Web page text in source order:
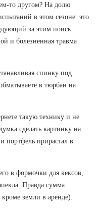
то другом? На долю
в этом сезоне: это
за этим поиск
и болезненная травма
спинку под
в тюрбан на
такую технику и не
сделать картинку на
портфель прирастал в
в формочки для кексов,
Правда сумма
земли в аренде).